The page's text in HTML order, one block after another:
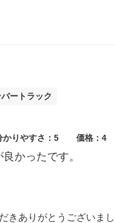
ートラック
かりやすさ：5 価格：4
かったです。
きありがとうございまし